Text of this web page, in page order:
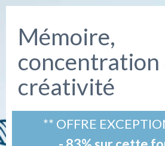
Mémoire,
concentration
créativité
** OFFRE